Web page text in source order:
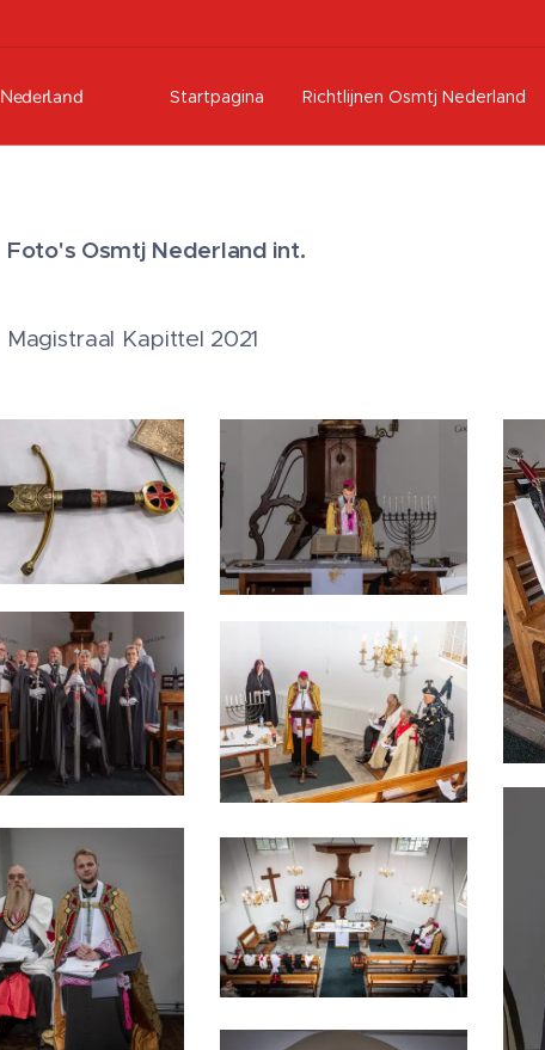
Nederland Startpagina Richtlijnen Osmtj Nederland
Foto's Osmtj Nederland int.
Magistraal Kapittel 2021